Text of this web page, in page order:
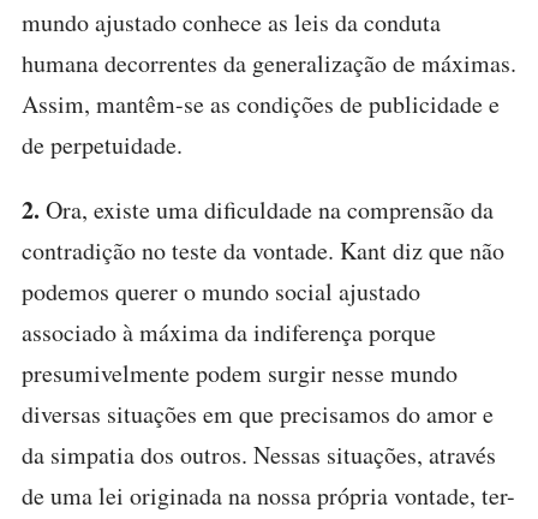
mundo ajustado conhece as leis da conduta
humana decorrentes da generalização de máximas.
Assim, mantêm-se as condições de publicidade e
de perpetuidade.
2. Ora, existe uma dificuldade na comprensão da
contradição no teste da vontade. Kant diz que não
podemos querer o mundo social ajustado
associado à máxima da indiferença porque
presumivelmente podem surgir nesse mundo
diversas situações em que precisamos do amor e
da simpatia dos outros. Nessas situações, através
de uma lei originada na nossa própria vontade, ter-